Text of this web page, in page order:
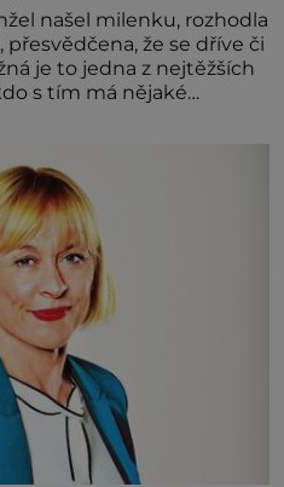
našel milenku, rozhodla
že se dříve či
je to jedna z nejtěžších
s tím má nějaké